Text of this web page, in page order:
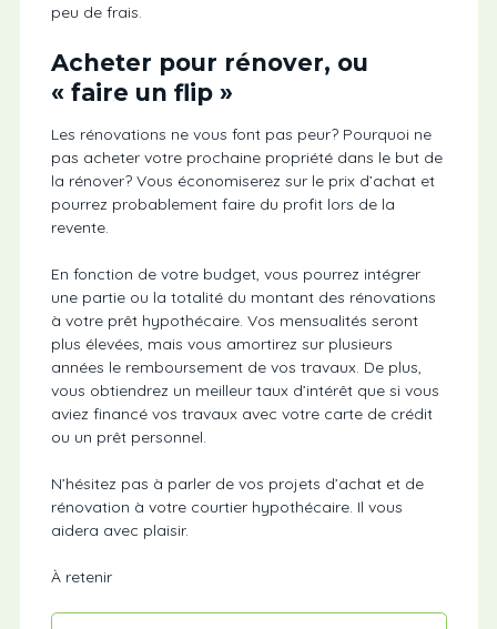
peu de frais.
Acheter pour rénover, ou
« faire un flip »
Les rénovations ne vous font pas peur? Pourquoi ne
pas acheter votre prochaine propriété dans le but de
la rénover? Vous économiserez sur le prix d’achat et
pourrez probablement faire du profit lors de la
revente.
En fonction de votre budget, vous pourrez intégrer
une partie ou la totalité du montant des rénovations
à votre prêt hypothécaire. Vos mensualités seront
plus élevées, mais vous amortirez sur plusieurs
années le remboursement de vos travaux. De plus,
vous obtiendrez un meilleur taux d’intérêt que si vous
aviez financé vos travaux avec votre carte de crédit
ou un prêt personnel.
N’hésitez pas à parler de vos projets d’achat et de
rénovation à votre courtier hypothécaire. Il vous
aidera avec plaisir.
À retenir